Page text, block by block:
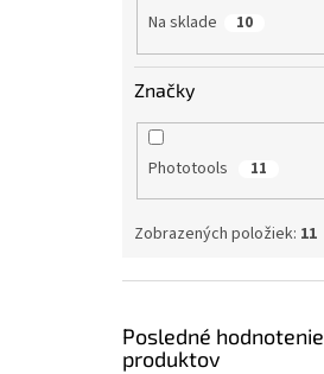
Na sklade 10
Značky
Phototools 11
Zobrazených položiek: 11
Posledné hodnotenie
produktov